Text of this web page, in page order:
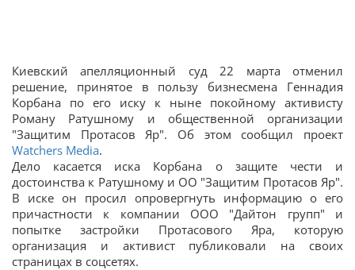
Киевский апелляционный суд 22 марта отменил
решение, принятое в пользу бизнесмена Геннадия
Корбана по его иску к ныне покойному активисту
Роману Ратушному и общественной организации
"Защитим Протасов Яр". Об этом сообщил проект
Watchers Media.
Дело касается иска Корбана о защите чести и
достоинства к Ратушному и ОО "Защитим Протасов Яр".
В иске он просил опровергнуть информацию о его
причастности к компании ООО "Дайтон групп" и
попытке застройки Протасового Яра, которую
организация и активист публиковали на своих
страницах в соцсетях.